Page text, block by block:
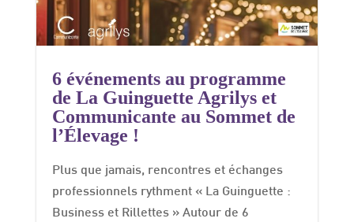
6 événements au programme
de La Guinguette Agrilys et
Communicante au Sommet de
l’Élevage !
Plus que jamais, rencontres et échanges
professionnels rythment « La Guinguette :
Business et Rillettes » Autour de 6